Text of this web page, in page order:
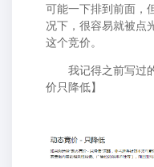
可能一下排到前面，
况下，很容易就被点
这个竞价。
我记得之前写过的
价只降低】